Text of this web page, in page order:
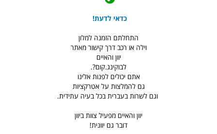
כדאי לדעת!
התחלתם הזמנה למלון
וילה או רכב דרך קישור מאתר
יוון והאיים
לבוקינג.קום?.
אתם יכולים לפנות אלינו
גם להמלצות על אטרקציות
וגם לשרות בעברית בכל בעיה עתידית.
יוון והאיים מפעיל צוות ביוון
דובר גם יוונית!